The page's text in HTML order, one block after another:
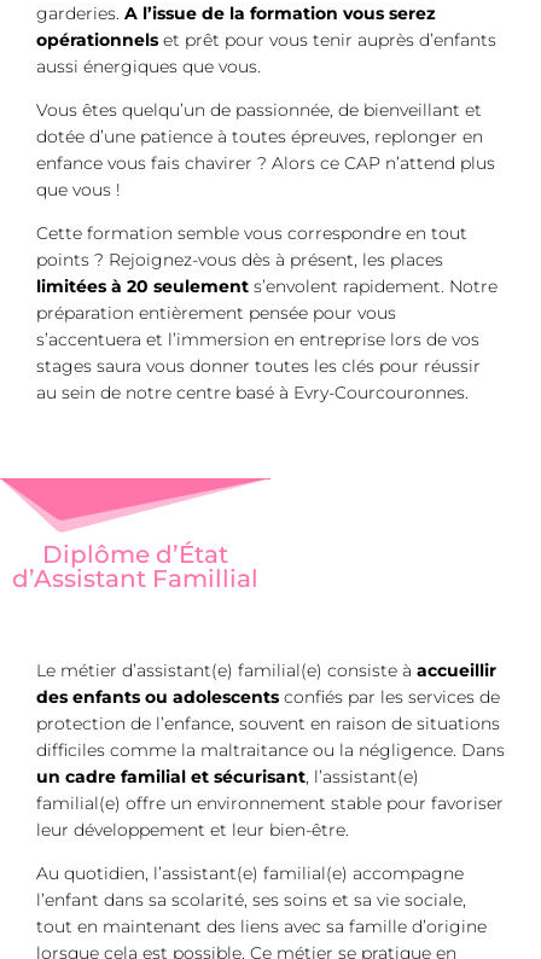
garderies. A l’issue de la formation vous serez
opérationnels et prêt pour vous tenir auprès d’enfants
aussi énergiques que vous.
Vous êtes quelqu’un de passionnée, de bienveillant et
dotée d’une patience à toutes épreuves, replonger en
enfance vous fais chavirer ? Alors ce CAP n’attend plus
que vous !
Cette formation semble vous correspondre en tout
points ? Rejoignez-vous dès à présent, les places
limitées à 20 seulement s’envolent rapidement. Notre
préparation entièrement pensée pour vous
s’accentuera et l’immersion en entreprise lors de vos
stages saura vous donner toutes les clés pour réussir
au sein de notre centre basé à Evry-Courcouronnes.
Diplôme d’État
d’Assistant Famillial
Le métier d’assistant(e) familial(e) consiste à accueillir
des enfants ou adolescents confiés par les services de
protection de l’enfance, souvent en raison de situations
difficiles comme la maltraitance ou la négligence. Dans
un cadre familial et sécurisant, l’assistant(e)
familial(e) offre un environnement stable pour favoriser
leur développement et leur bien-être.
Au quotidien, l’assistant(e) familial(e) accompagne
l’enfant dans sa scolarité, ses soins et sa vie sociale,
tout en maintenant des liens avec sa famille d’origine
lorsque cela est possible. Ce métier se pratique en